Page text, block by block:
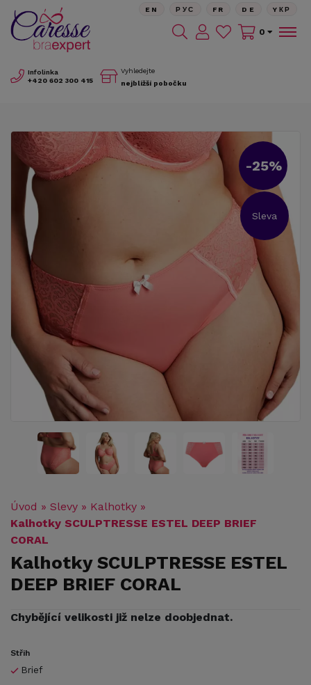
Infolinka
+420 602 300 415
Vyhledejte
nejbližší pobočku
EN РУС FR DE YКР
0
-25%
Sleva
Úvod » Slevy » Kalhotky »
Kalhotky SCULPTRESSE ESTEL DEEP BRIEF
CORAL
Kalhotky SCULPTRESSE ESTEL
DEEP BRIEF CORAL
Chybějící velikosti již nelze doobjednat.
Střih
Brief